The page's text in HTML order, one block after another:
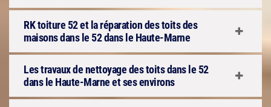
RK toiture 52 et la réparation des toits des
maisons dans le 52 dans le Haute-Marne
Les travaux de nettoyage des toits dans le 52
dans le Haute-Marne et ses environs